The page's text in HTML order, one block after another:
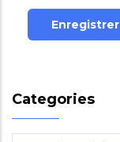
Categories